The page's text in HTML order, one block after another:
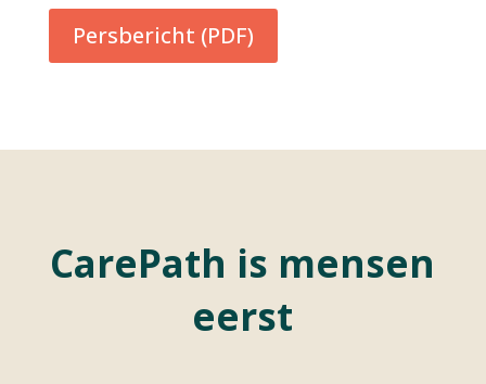
Persbericht (PDF)
CarePath is mensen
eerst